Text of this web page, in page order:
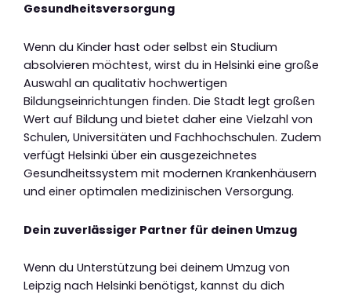
Gesundheitsversorgung
Wenn du Kinder hast oder selbst ein Studium
absolvieren möchtest, wirst du in Helsinki eine große
Auswahl an qualitativ hochwertigen
Bildungseinrichtungen finden. Die Stadt legt großen
Wert auf Bildung und bietet daher eine Vielzahl von
Schulen, Universitäten und Fachhochschulen. Zudem
verfügt Helsinki über ein ausgezeichnetes
Gesundheitssystem mit modernen Krankenhäusern
und einer optimalen medizinischen Versorgung.
Dein zuverlässiger Partner für deinen Umzug
Wenn du Unterstützung bei deinem Umzug von
Leipzig nach Helsinki benötigst, kannst du dich